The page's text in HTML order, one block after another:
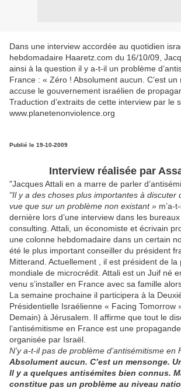
Dans une interview accordée au quotidien
hebdomadaire Haaretz.com du 16/10/09,
ainsi à la question il y a-t-il un problème
France : « Zéro ! Absolument aucun. C’est
accuse le gouvernement israélien de
Traduction d’extraits de cette interview par le
www.planetenonviolence.org
Publié le 19-10-2009
Interview réalisée par
"Jacques Attali en a marre de parler
"Il y a des choses plus importantes à discuter
vue que sur un problème non existant » m’a-
dernière lors d’une interview dans les
consulting. Attali, un économiste et écrivain
une colonne hebdomadaire dans un certain
été le plus important conseiller du président
Mitterand. Actuellement , il est président de la
mondiale de microcrédit. Attali est un Juif né
venu s’installer en France avec sa famille
La semaine prochaine il participera à la
Présidentielle Israélienne « Facing Tomorrow
Demain) à Jérusalem. Il affirme que tout le
l’antisémitisme en France est une
organisée par Israël.
N’y a-t-il pas de problème d’antisémitisme en
Absolument aucun. C’est un mensonge.
Il y a quelques antisémites bien connus.
constitue pas un problème au niveau